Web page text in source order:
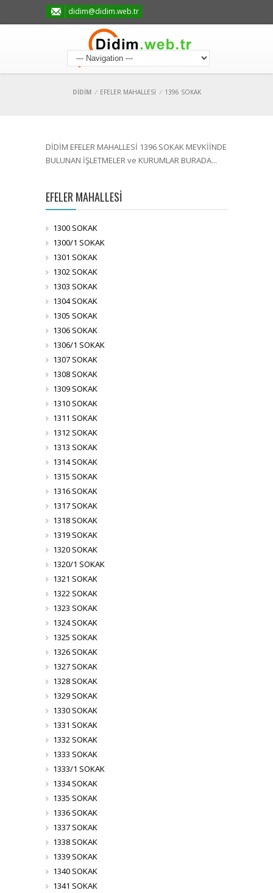
didim@didim.web.tr
DİDİM / EFELER MAHALLESİ / 1396 SOKAK
DİDİM EFELER MAHALLESİ 1396 SOKAK MEVKİİNDE
BULUNAN İŞLETMELER ve KURUMLAR BURADA...
EFELER MAHALLESİ
1300 SOKAK
1300/1 SOKAK
1301 SOKAK
1302 SOKAK
1303 SOKAK
1304 SOKAK
1305 SOKAK
1306 SOKAK
1306/1 SOKAK
1307 SOKAK
1308 SOKAK
1309 SOKAK
1310 SOKAK
1311 SOKAK
1312 SOKAK
1313 SOKAK
1314 SOKAK
1315 SOKAK
1316 SOKAK
1317 SOKAK
1318 SOKAK
1319 SOKAK
1320 SOKAK
1320/1 SOKAK
1321 SOKAK
1322 SOKAK
1323 SOKAK
1324 SOKAK
1325 SOKAK
1326 SOKAK
1327 SOKAK
1328 SOKAK
1329 SOKAK
1330 SOKAK
1331 SOKAK
1332 SOKAK
1333 SOKAK
1333/1 SOKAK
1334 SOKAK
1335 SOKAK
1336 SOKAK
1337 SOKAK
1338 SOKAK
1339 SOKAK
1340 SOKAK
1341 SOKAK